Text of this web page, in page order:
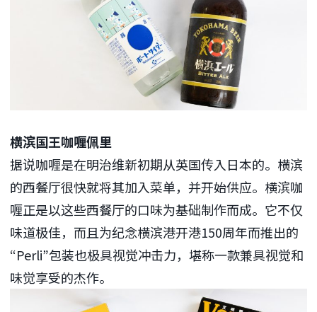
横滨国王咖喱佩里
据说咖喱是在明治维新初期从英国传入日本的。横滨
的西餐厅很快就将其加入菜单，并开始供应。横滨咖
喱正是以这些西餐厅的口味为基础制作而成。它不仅
味道极佳，而且为纪念横滨港开港150周年而推出的
“Perli”包装也极具视觉冲击力，堪称一款兼具视觉和
味觉享受的杰作。